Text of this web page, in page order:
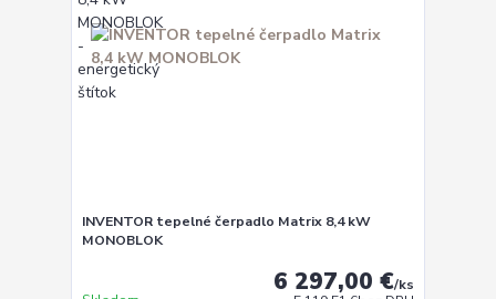
INVENTOR tepelné čerpadlo Matrix 8,4 kW
MONOBLOK
6 297,00 €/ks